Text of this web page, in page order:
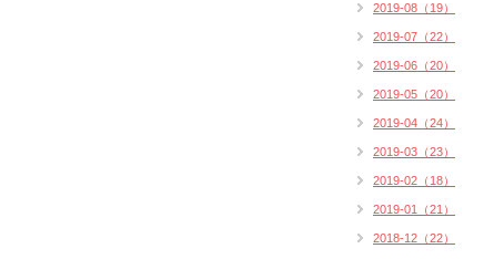
2019-08（19）
2019-07（22）
2019-06（20）
2019-05（20）
2019-04（24）
2019-03（23）
2019-02（18）
2019-01（21）
2018-12（22）